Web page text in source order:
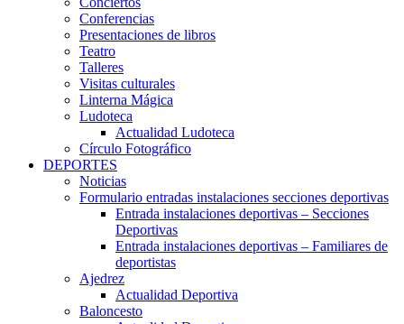
Conferencias
Presentaciones de libros
Teatro
Talleres
Visitas culturales
Linterna Mágica
Ludoteca
Actualidad Ludoteca
Círculo Fotográfico
DEPORTES
Noticias
Formulario entradas instalaciones secciones deportivas
Entrada instalaciones deportivas – Secciones
Deportivas
Entrada instalaciones deportivas – Familiares de
deportistas
Ajedrez
Actualidad Deportiva
Baloncesto